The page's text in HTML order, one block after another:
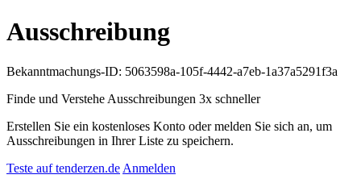
Ausschreibung
Bekanntmachungs-ID: 5063598a-105f-4442-a7eb-1a37a5291f3a
Finde und Verstehe Ausschreibungen 3x schneller
Erstellen Sie ein kostenloses Konto oder melden Sie sich an, um
Ausschreibungen in Ihrer Liste zu speichern.
Teste auf tenderzen.de Anmelden